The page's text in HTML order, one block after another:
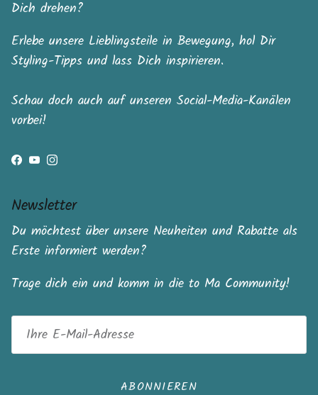
Dich drehen?
Erlebe unsere Lieblingsteile in Bewegung, hol Dir
Styling-Tipps und lass Dich inspirieren.
Schau doch auch auf unseren Social-Media-Kanälen
vorbei!
Facebook
YouTubeInstagram
Newsletter
Du möchtest über unsere Neuheiten und Rabatte als
Erste informiert werden?
Trage dich ein und komm in die to Ma Community!
ABONNIEREN